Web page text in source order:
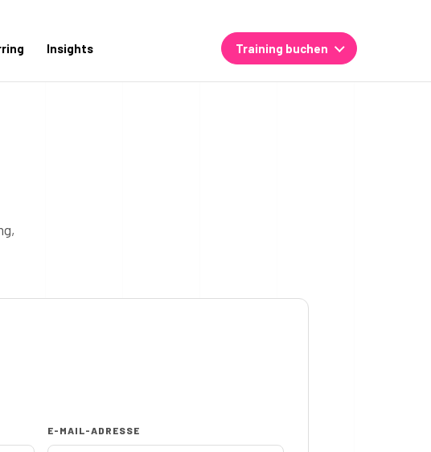
Insights Training buchen
E-MAIL-ADRESSE